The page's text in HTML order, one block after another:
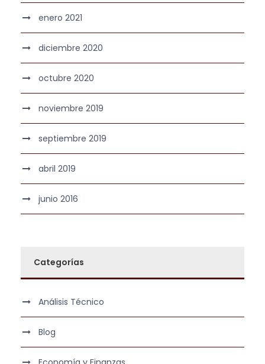
enero 2021
diciembre 2020
octubre 2020
noviembre 2019
septiembre 2019
abril 2019
junio 2016
Categorías
Análisis Técnico
Blog